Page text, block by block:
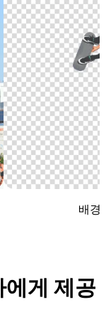
배경
게 제공